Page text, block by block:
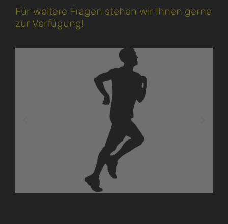
Für weitere Fragen stehen wir Ihnen gerne
zur Verfügung!